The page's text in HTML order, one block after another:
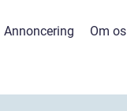
Annoncering Om os